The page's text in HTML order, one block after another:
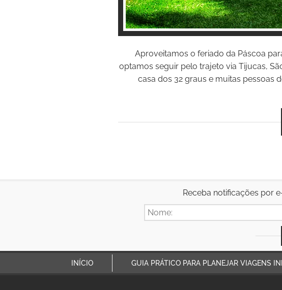
Aproveitamos o feriado da Páscoa
optamos seguir pelo trajeto via Tijucas,
casa dos 32 graus e muitas pessoas
Receba notificações por
INÍCIO GUIA PRÁTICO PARA PLANEJAR VIAGENS